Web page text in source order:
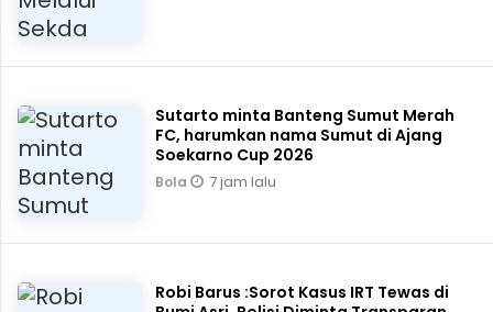
Sutarto minta Banteng Sumut Merah
FC, harumkan nama Sumut di Ajang
Soekarno Cup 2026
Bola 7 jam lalu
Robi Barus :Sorot Kasus IRT Tewas di